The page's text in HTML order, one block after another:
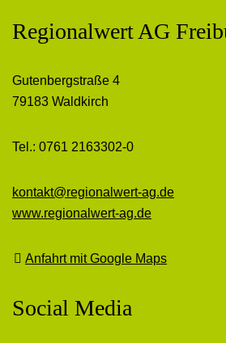
Regionalwert AG
Gutenbergstraße 4
79183 Waldkirch
Tel.: 0761 2163302-0
kontakt@regionalwert-ag.de
www.regionalwert-ag.de
Anfahrt mit Google Maps
Social Media